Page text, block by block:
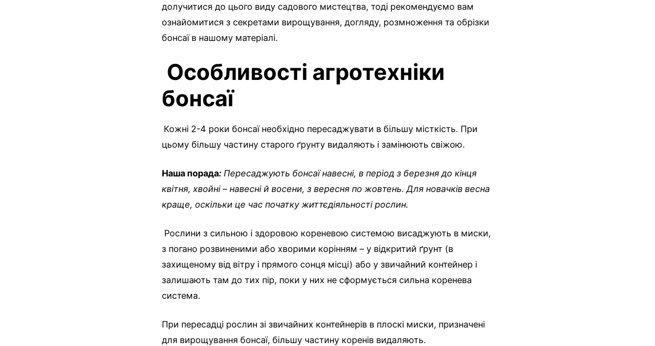
долучитися до цього виду садового мистецтва, тоді рекомендуємо вам
ознайомитися з секретами вирощування, догляду, розмноження та обрізки
бонсаї в нашому матеріалі.
Особливості агротехніки
бонсаї
Кожні 2-4 роки бонсаї необхідно пересаджувати в більшу місткість. При
цьому більшу частину старого ґрунту видаляють і замінюють свіжою.
Наша порада: Пересаджують бонсаї навесні, в період з березня до кінця
квітня, хвойні – навесні й восени, з вересня по жовтень. Для новачків весна
краще, оскільки це час початку життєдіяльності рослин.
Рослини з сильною і здоровою кореневою системою висаджують в миски,
з погано розвиненими або хворими корінням – у відкритий ґрунт (в
захищеному від вітру і прямого сонця місці) або у звичайний контейнер і
залишають там до тих пір, поки у них не сформується сильна коренева
система.
При пересадці рослин зі звичайних контейнерів в плоскі миски, призначені
для вирощування бонсаї, більшу частину коренів видаляють.